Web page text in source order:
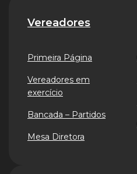
Vereadores
Primeira Página
Vereadores em
exercício
Bancada – Partidos
Mesa Diretora